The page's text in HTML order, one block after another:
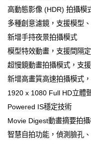
高動態影像 (HDR) 拍攝模
多種創意濾鏡，支援模型
新增手持夜景拍攝模式
模型特效動畫，支援間隔
超慢鏡動畫拍攝模式，支
新增高畫質高速拍攝模式
1920 x 1080 Full HD立體
Powered IS穩定技術
Movie Digest動畫摘要拍
智慧自拍功能，偵測臉孔